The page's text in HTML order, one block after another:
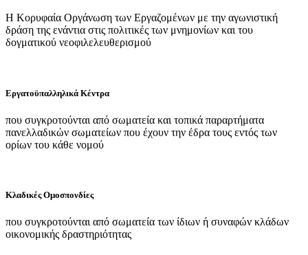
Η Κορυφαία Οργάνωση των Εργαζομένων με την αγωνιστική
δράση της ενάντια στις πολιτικές των μνημονίων και του
δογματικού νεοφιλελευθερισμού
Εργατοϋπαλληλικά Κέντρα
που συγκροτούνται από σωματεία και τοπικά παραρτήματα
πανελλαδικών σωματείων που έχουν την έδρα τους εντός των
ορίων του κάθε νομού
Κλαδικές Ομοσπονδίες
που συγκροτούνται από σωματεία των ίδιων ή συναφών κλάδων
οικονομικής δραστηριότητας